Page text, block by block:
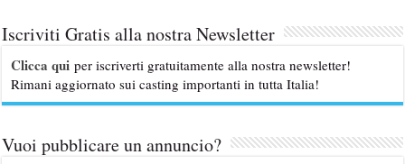
Iscriviti Gratis alla nostra Newsletter
Clicca qui per iscriverti gratuitamente alla nostra newsletter!
Rimani aggiornato sui casting importanti in tutta Italia!
Vuoi pubblicare un annuncio?